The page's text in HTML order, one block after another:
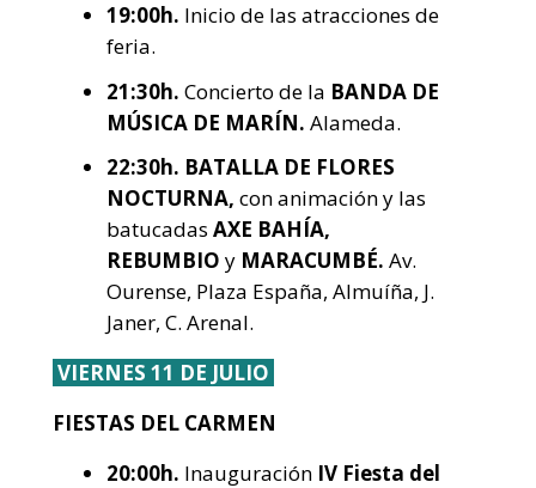
19:00h. Inicio de las atracciones de
feria.
21:30h. Concierto de la BANDA DE
MÚSICA DE MARÍN. Alameda.
22:30h. BATALLA DE FLORES
NOCTURNA, con animación y las
batucadas AXE BAHÍA,
REBUMBIO y MARACUMBÉ. Av.
Ourense, Plaza España, Almuíña, J.
Janer, C. Arenal.
VIERNES 11 DE JULIO
FIESTAS DEL CARMEN
20:00h. Inauguración IV Fiesta del